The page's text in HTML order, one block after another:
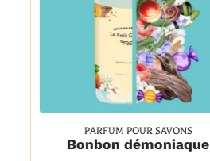
30 mlPARFUM POUR SAVONS
Bonbon démoniaque